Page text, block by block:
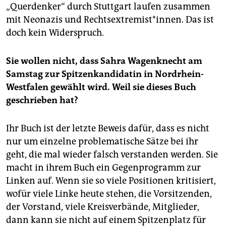
„Querdenker“ durch Stuttgart laufen zusammen
mit Neonazis und Rechtsextremist*innen. Das ist
doch kein Widerspruch.
Sie wollen nicht, dass Sahra Wagenknecht am
Samstag zur Spitzenkandidatin in Nordrhein-
Westfalen gewählt wird. Weil sie dieses Buch
geschrieben hat?
Ihr Buch ist der letzte Beweis dafür, dass es nicht
nur um einzelne problematische Sätze bei ihr
geht, die mal wieder falsch verstanden werden. Sie
macht in ihrem Buch ein Gegenprogramm zur
Linken auf. Wenn sie so viele Positionen kritisiert,
wofür viele Linke heute stehen, die Vorsitzenden,
der Vorstand, viele Kreisverbände, Mitglieder,
dann kann sie nicht auf einem Spitzenplatz für